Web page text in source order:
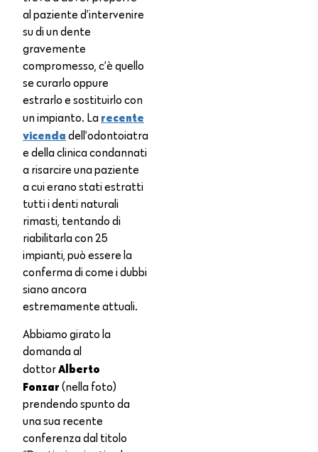
al paziente d’intervenire
su di un dente
gravemente
compromesso, c’è quello
se curarlo oppure
estrarlo e sostituirlo con
un impianto. La recente
vicenda dell’odontoiatra
e della clinica condannati
a risarcire una paziente
a cui erano stati estratti
tutti i denti naturali
rimasti, tentando di
riabilitarla con 25
impianti, può essere la
conferma di come i dubbi
siano ancora
estremamente attuali.
Abbiamo girato la
domanda al
dottorAlberto
Fonzar (nella foto)
prendendo spunto da
una sua recente
conferenza dal titolo